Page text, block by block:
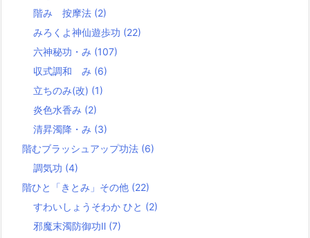
階み 按摩法 (2)
みろくよ神仙遊歩功 (22)
六神秘功・み (107)
収式調和 み (6)
立ちのみ(改) (1)
炎色水香み (2)
清昇濁降・み (3)
階むブラッシュアップ功法 (6)
調気功 (4)
階ひと「きとみ」その他 (22)
すわいしょうそわか ひと (2)
邪魔末濁防御功Ⅱ (7)